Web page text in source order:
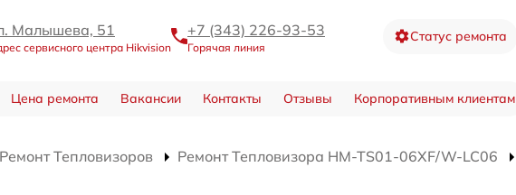
Малышева, 51
сервисного центра Hikvision
+7 (343) 226-93-53
Горячая линия
Статус ремонта
Цена ремонта Вакансии Контакты Отзывы Корпоративным клиентам
Ремонт Тепловизоров
Ремонт Тепловизора HM-TS01-06XF/W-LC06